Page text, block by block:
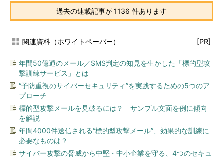
過去の連載記事が 1136 件あります
関連資料（ホワイトペーパー） [PR]
年間50億通のメール／SMS判定の知見を生かした「標的型攻
撃訓練サービス」とは
“予防重視のサイバーセキュリティ”を実践するための5つのア
プローチ
標的型攻撃メールを見破るには？ サンプル文面を例に傾向
を解説
年間4000件送信される“標的型攻撃メール”、効果的な訓練に
必要なものは？
サイバー攻撃の脅威から中堅・中小企業を守る、4つのセキュ